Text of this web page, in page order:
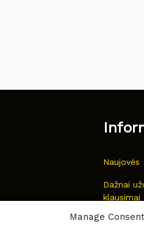
Manage Consent
Naujovės
Dažnai
klausimai
Kur